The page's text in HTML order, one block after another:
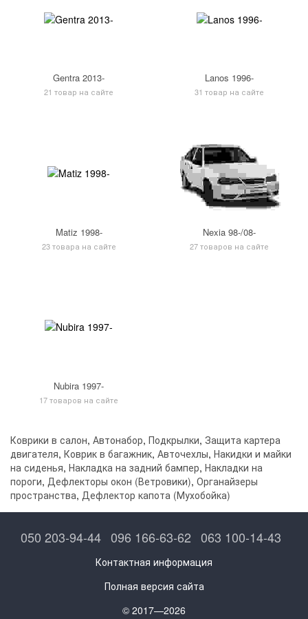
Gentra 2013-
21 товар на сайте
Lanos 1996-
31 товар на сайте
Matiz 1998-
23 товара на сайте
Nexia 98-/08-
27 товаров на сайте
Nubira 1997-
17 товаров на сайте
Коврики в салон, Автонабор, Подкрылки, Защита картера
двигателя, Коврик в багажник, Авточехлы, Накидки и майки
на сиденья, Накладка на задний бампер, Накладки на
пороги, Дефлекторы окон (Ветровики), Органайзеры
пространства, Дефлектор капота (Мухобойка)
050 203-94-44 096 166-63-62 063 100-14-43
Контактная информация
Полная версия сайта
© 2017—2026